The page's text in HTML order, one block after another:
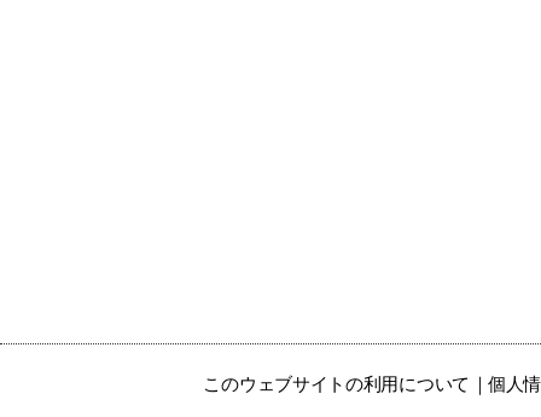
このウェブサイトの利用について 個人